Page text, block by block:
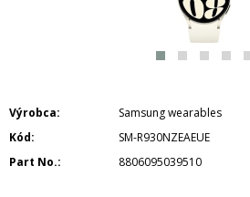
Výrobca
Samsung wearables
Kód
SM-R930NZEAEUE
Part No.
8806095039510